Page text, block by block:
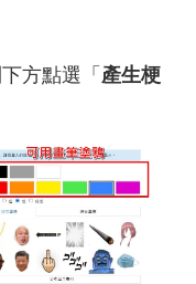
方點選「 產生梗